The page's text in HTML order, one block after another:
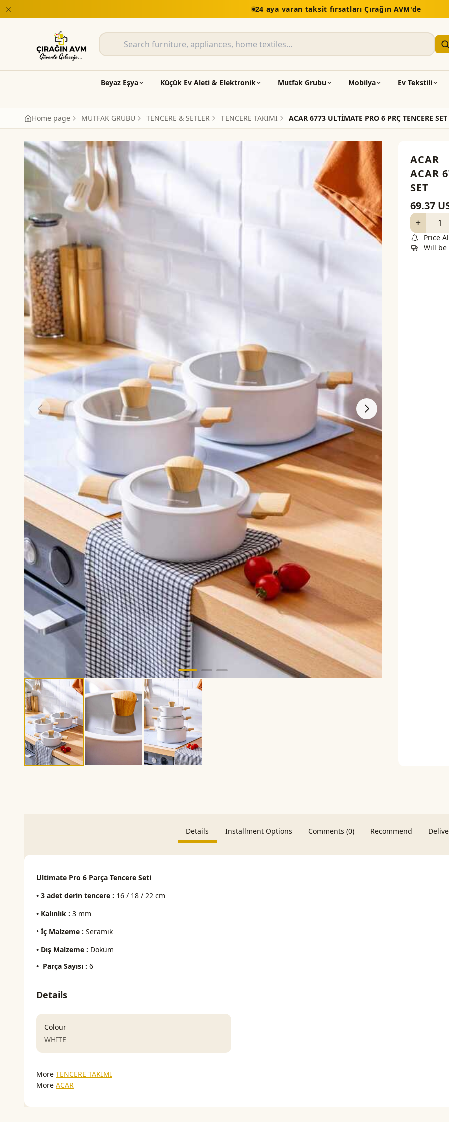
5.000 TL üzeri alışverişlerde
Beyaz Eşya Küçük Ev Aleti & Elektronik Mutfak Grubu Mobilya Ev Tekstili
Home page MUTFAK GRUBU TENCERE & SETLER TENCERE TAKIMI ACAR 6773 ULTİMATE PRO 6 PRÇ TENCERE SET
ACAR
ACAR
SET
69.37
Price
Will be
Details Installment Options Comments (0) Recommend
Ultimate Pro 6 Parça Tencere Seti
• 3 adet derin tencere : 16 / 18 / 22 cm
• Kalınlık : 3 mm
• İç Malzeme : Seramik
• Dış Malzeme : Döküm
• Parça Sayısı : 6
Details
Colour
WHITE
More TENCERE TAKIMI
More ACAR